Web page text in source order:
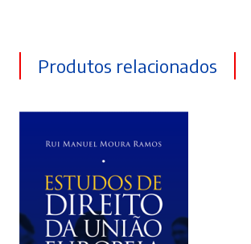
Produtos relacionados